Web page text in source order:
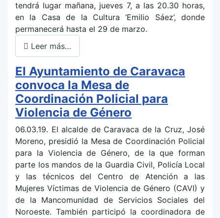
tendrá lugar mañana, jueves 7, a las 20.30 horas,
en la Casa de la Cultura ‘Emilio Sáez’, donde
permanecerá hasta el 29 de marzo.
Leer más…
El Ayuntamiento de Caravaca
convoca la Mesa de
Coordinación Policial para
Violencia de Género
06.03.19. El alcalde de Caravaca de la Cruz, José
Moreno, presidió la Mesa de Coordinación Policial
para la Violencia de Género, de la que forman
parte los mandos de la Guardia Civil, Policía Local
y las técnicos del Centro de Atención a las
Mujeres Víctimas de Violencia de Género (CAVI) y
de la Mancomunidad de Servicios Sociales del
Noroeste. También participó la coordinadora de